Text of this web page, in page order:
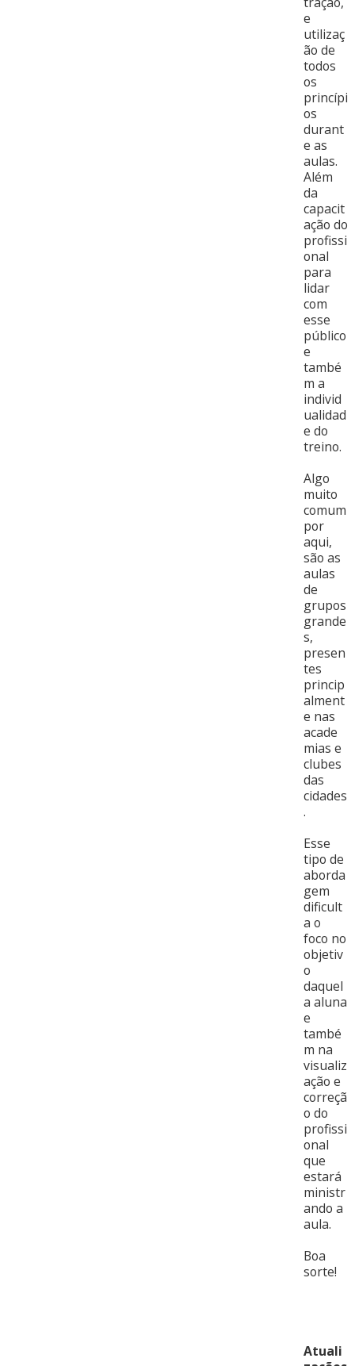
e
utilizaç
ão de
todos
os
princípi
os
durant
e as
aulas.
Além
da
capacit
ação do
profissi
onal
para
lidar
com
esse
público
e
també
m a
individ
ualidad
e do
treino.
Algo
muito
comum
por
aqui,
são as
aulas
de
grupos
grande
s,
presen
tes
princip
alment
e nas
acade
mias e
clubes
das
cidades
.
Esse
tipo de
aborda
gem
dificult
a o
foco no
objetiv
o
daquel
a aluna
e
també
m na
visualiz
ação e
correçã
o do
profissi
onal
que
estará
ministr
ando a
aula.
Boa
sorte!
Atuali